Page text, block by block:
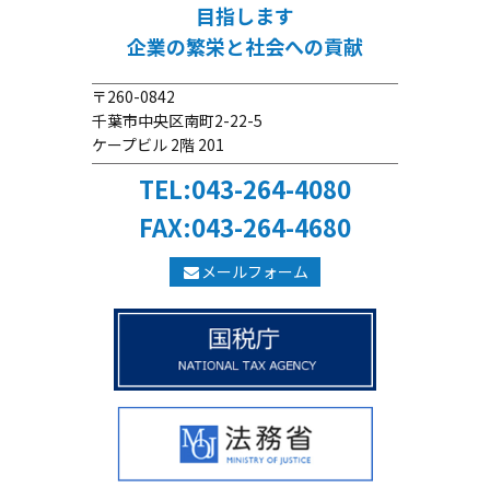
目指します
企業の繁栄と社会への貢献
〒260-0842
千葉市中央区南町2-22-5
ケープビル 2階 201
TEL:043-264-4080
FAX:043-264-4680
メールフォーム